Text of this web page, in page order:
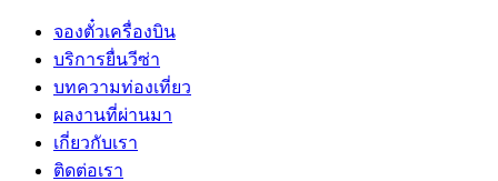
จองตั๋วเครื่องบิน
บริการยื่นวีซ่า
บทความท่องเที่ยว
ผลงานที่ผ่านมา
เกี่ยวกับเรา
ติดต่อเรา